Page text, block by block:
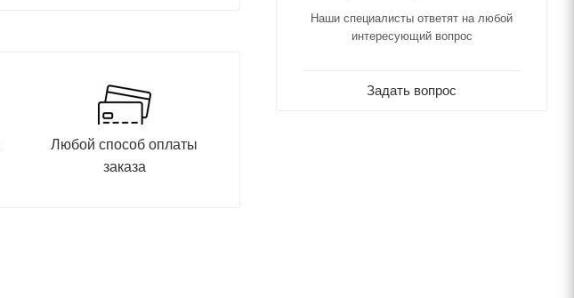
Любой способ оплаты
заказа
Наши специалисты ответят на любой
интересующий вопрос
Задать вопрос